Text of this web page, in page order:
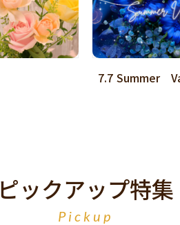
7.7 Summer
ピックアップ特集
Pickup